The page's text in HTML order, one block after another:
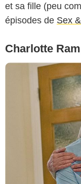
et sa fille (peu
épisodes de Sex
Charlotte